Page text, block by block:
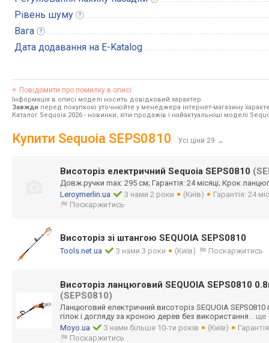
Рівень шуму
Вага
Дата додавання на E-Katalog
Повідомити про помилку в описі
Інформація в описі моделі носить довідковий характер.
Завжди перед покупкою уточнюйте у менеджера інтернет-магазину
Каталог Sequoia 2026 - новинки, хіти продажів і найактуальніші моделі
Купити Sequoia SEPS0810 Усі ціни 29 →
Висоторіз електричний Sequoia SEPS0810
Довж.ручки max: 295 см; Гарантія: 24 місяці; Крок
Leroymerlin.ua
З нами 2 роки (Київ)
Гарантія: 24
Поскаржитись
Висоторіз зі штангою SEQUOIA SEPS0810
Tools.net.ua З нами 3 роки (Київ) Поскаржитись
Висоторіз ланцюговий SEQUOIA SEPS0810
(SEPS0810)
Ланцюговий електричний висоторіз SEQUOIA
гілок і догляду за кроною дерев без використання... ще
Moyo.ua
З нами більше 10-ти років (Київ)
Поскаржитись